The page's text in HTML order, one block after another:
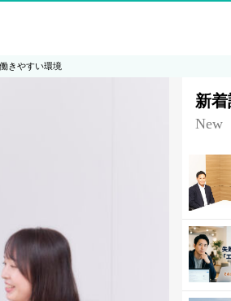
きやすい環境
新
New